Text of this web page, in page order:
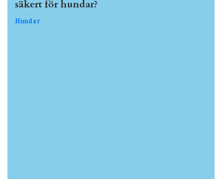
säkert för hundar?
Hundar